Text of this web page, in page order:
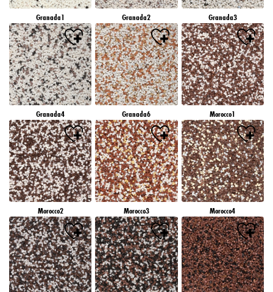
Granada1 Granada2 Granada3
Granada4 Granada6 Morocco1
Morocco2 Morocco3 Morocco4